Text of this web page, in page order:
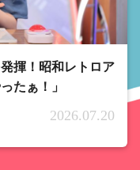
揮！昭和レトロア
たぁ！」
2026.07.20